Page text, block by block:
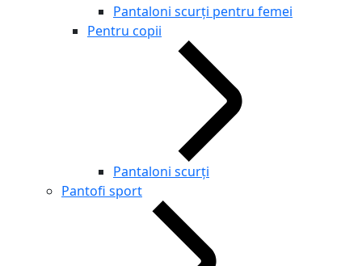
Pantaloni scurţi pentru femei
Pentru copii
Pantaloni scurţi
Pantofi sport